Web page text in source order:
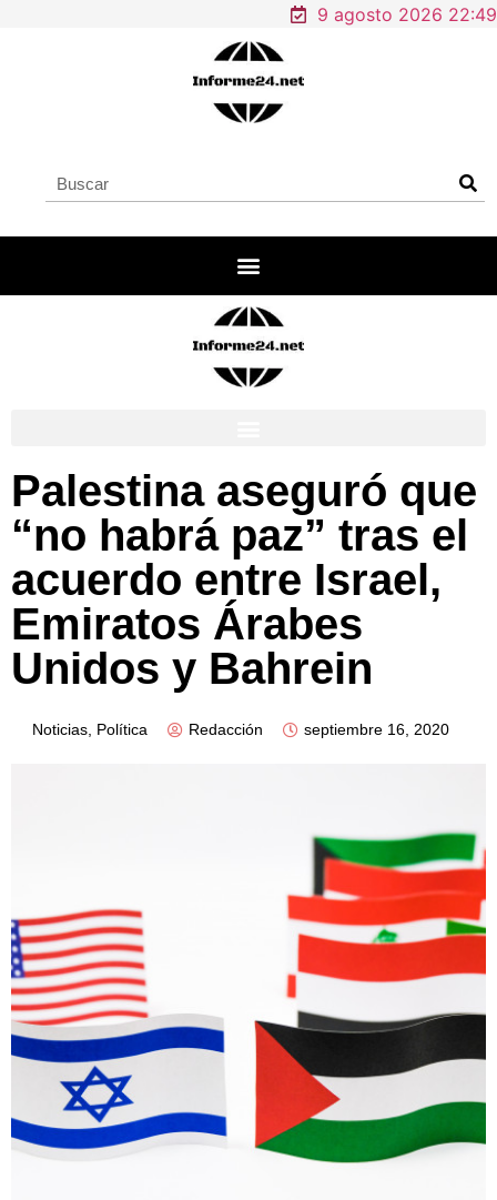
9 agosto 2026 22:49
Palestina aseguró que
“no habrá paz” tras el
acuerdo entre Israel,
Emiratos Árabes
Unidos y Bahrein
Noticias, Política Redacción septiembre 16, 2020